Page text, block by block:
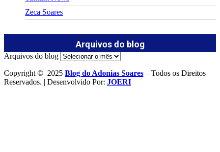
Zeca Soares
Arquivos do blog
Arquivos do blog
Copyright © 2025 Blog do Adonias Soares – Todos os Direitos
Reservados. | Desenvolvido Por: JOERI